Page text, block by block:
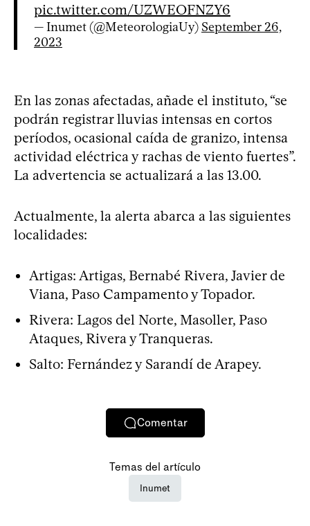
pic.twitter.com/UZWEOFNZY6
— Inumet (@MeteorologiaUy) September 26,
2023
En las zonas afectadas, añade el instituto, “se
podrán registrar lluvias intensas en cortos
períodos, ocasional caída de granizo, intensa
actividad eléctrica y rachas de viento fuertes”.
La advertencia se actualizará a las 13.00.
Actualmente, la alerta abarca a las siguientes
localidades:
Artigas: Artigas, Bernabé Rivera, Javier de
Viana, Paso Campamento y Topador.
Rivera: Lagos del Norte, Masoller, Paso
Ataques, Rivera y Tranqueras.
Salto: Fernández y Sarandí de Arapey.
Comentar
Temas del artículo
Inumet